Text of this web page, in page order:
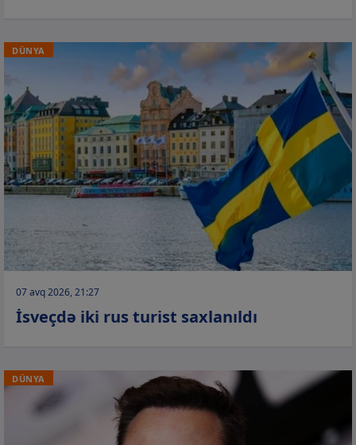
DÜNYA
07 avq 2026, 21:27
İsveçdə iki rus turist saxlanıldı
DÜNYA